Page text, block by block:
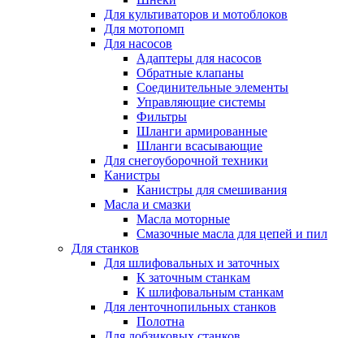
Для культиваторов и мотоблоков
Для мотопомп
Для насосов
Адаптеры для насосов
Обратные клапаны
Соединительные элементы
Управляющие системы
Фильтры
Шланги армированные
Шланги всасывающие
Для снегоуборочной техники
Канистры
Канистры для смешивания
Масла и смазки
Масла моторные
Смазочные масла для цепей и пил
Для станков
Для шлифовальных и заточных
К заточным станкам
К шлифовальным станкам
Для ленточнопильных станков
Полотна